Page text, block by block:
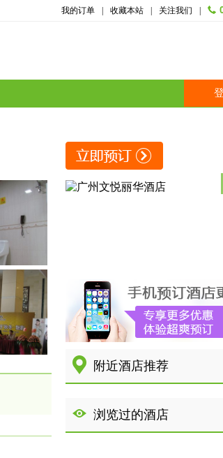
我的订单 收藏本站 关注我们
附近酒店推荐
浏览过的酒店